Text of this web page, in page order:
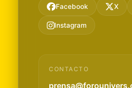
Facebook X
Instagram
CONTACTO